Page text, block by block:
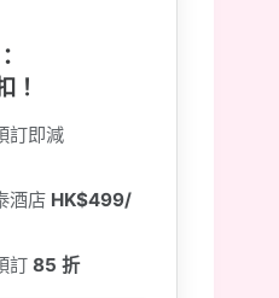
！
訂即減
酒店 HK$499/
訂 85 折